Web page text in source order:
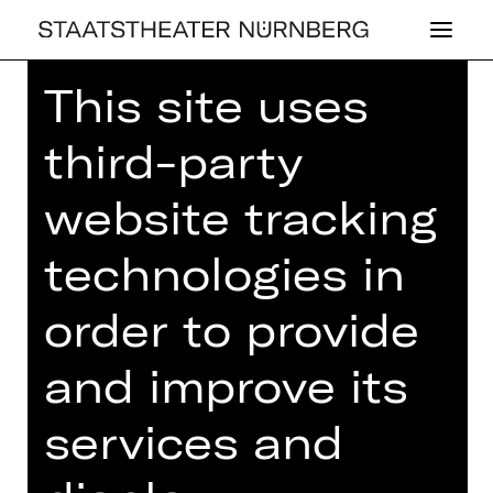
Home >House>Artists> Senta Beck
DRAMA
SENTA BECK
This site uses
third-party
website tracking
technologies in
order to provide
and improve its
services and